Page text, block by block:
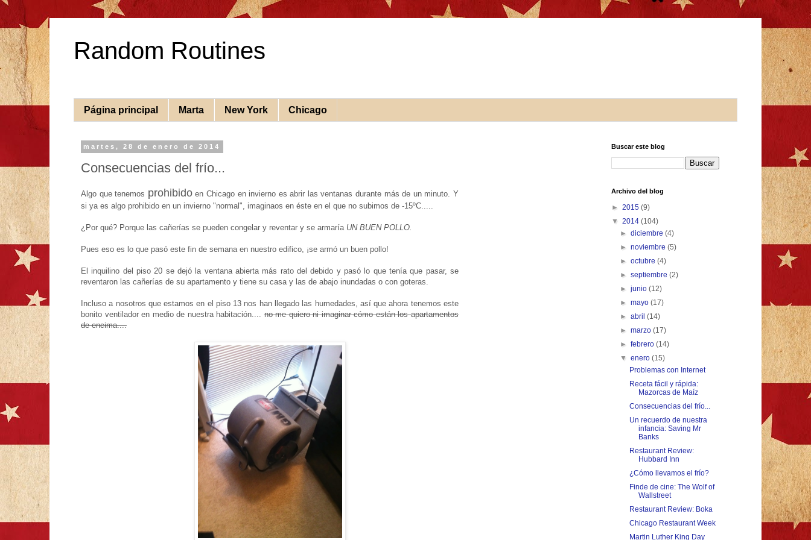
Random Routines
Página principal Marta New York Chicago
martes, 28 de enero de 2014
Consecuencias del frío...
Algo que tenemos prohibidoen Chicago en invierno es abrir las ventanas durante más de un minuto. Y
si ya es algo prohibido en un invierno "normal", imaginaos en éste en el que no subimos de -15ºC.....
¿Por qué? Porque las cañerías se pueden congelar y reventar y se armaría UN BUEN POLLO.
Pues eso es lo que pasó este fin de semana en nuestro edifico, ¡se armó un buen pollo!
El inquilino del piso 20 se dejó la ventana abierta más rato del debido y pasó lo que tenía que pasar, se
reventaron las cañerías de su apartamento y tiene su casa y las de abajo inundadas o con goteras.
Incluso a nosotros que estamos en el piso 13 nos han llegado las humedades, así que ahora tenemos este
bonito ventilador en medio de nuestra habitación....no me quiero ni imaginar cómo están los apartamentos
de encima....
Buscar este blog
Archivo del blog
► 2015 (9)
▼ 2014 (104)
►diciembre(4)
►noviembre(5)
►octubre(4)
►septiembre(2)
►junio(12)
►mayo(17)
►abril(14)
►marzo(17)
►febrero(14)
▼enero(15)
Problemas con Internet
Receta fácil y rápida:
Mazorcas de Maíz
Consecuencias del frío...
Un recuerdo de nuestra
infancia: Saving Mr
Banks
Restaurant Review:
Hubbard Inn
¿Cómo llevamos el frío?
Finde de cine: The Wolf of
Wallstreet
Restaurant Review: Boka
Chicago Restaurant Week
Martin Luther King Day